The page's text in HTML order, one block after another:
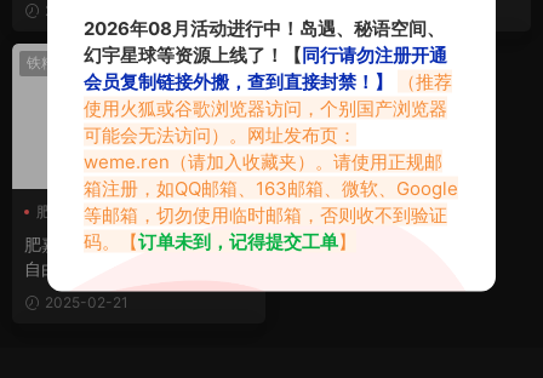
2026-08-05
铁粉热点
肥嘉 肥嘉铁粉空间
肥嘉铁粉空间，光影间舞动的
自由灵魂
2025-02-21
2026年08月活动进行中！岛遇、秘语空间、
幻宇星球等资源上线了！【同行请勿注册开通
会员复制链接外搬，查到直接封禁！】
（推荐
使用火狐或谷歌浏览器访问，个别国产浏览器
可能会无法访问）。网址发布页：
weme.ren （请加入收藏夹）。请使用正规邮
箱注册，如QQ邮箱、163邮箱、微软、Google
等邮箱，切勿使用临时邮箱，否则收不到验证
码。【订单未到，记得提交工单】